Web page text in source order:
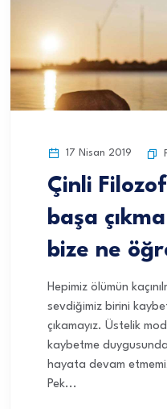
17 Nisan 2019
Çinli
başa
bize ne
Hepimiz ölümün
sevdiğimiz birini
çıkamayız. Üstelik
kaybetme
hayata devam
Pek...